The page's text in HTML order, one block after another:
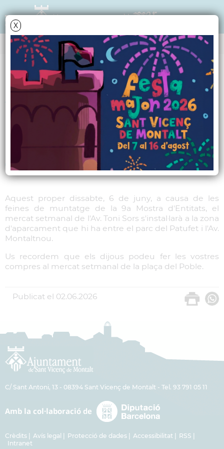
X
NOTÍCIES - ACTUALITAT
Aquest dissabte el
mercat setmanal de
l'Av. Toni Sors es
trasllada
Aquest proper dissabte, 6 de juny, a causa de les
feines de muntatge de la 9a Mostra d'Entitats, el
mercat setmanal de l'Av. Toni Sors s'instal·larà a la zona
d'aparcament que hi ha entre el parc del Patufet i l'Av.
Montaltnou.
Us recordem que els dijous podeu fer les vostres
compres al mercat setmanal de la plaça del Poble.
Publicat el 02.06.2026
C/ Sant Antoni, 13 - 08394 Sant Vicenç de Montalt - Tel. 93 791 05 11
Crèdits Avís legal Protecció de dades Accessibilitat
RSS
Intranet